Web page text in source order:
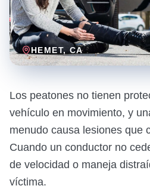
HEMET, CA
Los peatones no tienen
vehículo en movimiento, y
menudo causa lesiones que
Cuando un conductor no
de velocidad o maneja
víctima.